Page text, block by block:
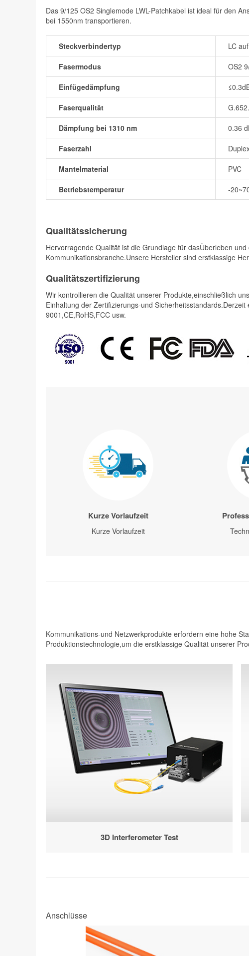
Das 9/125 OS2 Singlemode LWL-Patchkabel ist ideal für den
bei 1550nm transportieren.
Steckverbindertyp LC
Fasermodus OS2
Einfügedämpfung
Faserqualität
Dämpfung bei 1310 nm 0.36
Faserzahl
Mantelmaterial PVC
Betriebstemperatur -
Qualitätssicherung
Hervorragende Qualität ist die Grundlage für dasÜberleben
Kommunikationsbranche.Unsere Hersteller sind erstklassige
Qualitätszertifizierung
Wir kontrollieren die Qualität unserer Produkte,einschließlich
Einhaltung der Zertifizierungs-und
9001,CE,RoHS,FCC usw.
Kurze Vorlaufzeit
Kurze Vorlaufzeit
Kommunikations-und Netzwerkprodukte erfordern eine hohe
Produktionstechnologie,um die erstklassige Qualität unserer
3D Interferometer Test
Anschlüsse